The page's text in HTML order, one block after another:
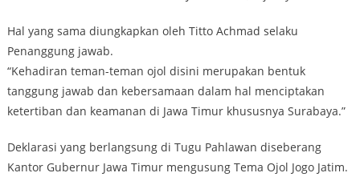
Hal yang sama diungkapkan oleh Titto Achmad selaku
Penanggung jawab.
“Kehadiran teman-teman ojol disini merupakan bentuk
tanggung jawab dan kebersamaan dalam hal menciptakan
ketertiban dan keamanan di Jawa Timur khususnya Surabaya.”
Deklarasi yang berlangsung di Tugu Pahlawan diseberang
Kantor Gubernur Jawa Timur mengusung Tema Ojol Jogo Jatim.